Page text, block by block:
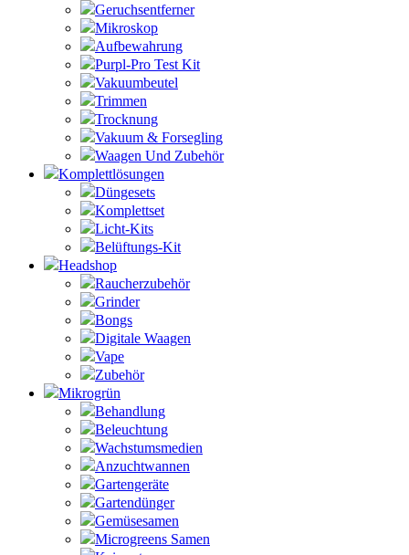
Geruchsentferner
Mikroskop
Aufbewahrung
Purpl-Pro Test Kit
Vakuumbeutel
Trimmen
Trocknung
Vakuum & Forsegling
Waagen Und Zubehör
Komplettlösungen
Düngesets
Komplettset
Licht-Kits
Belüftungs-Kit
Headshop
Raucherzubehör
Grinder
Bongs
Digitale Waagen
Vape
Zubehör
Mikrogrün
Behandlung
Beleuchtung
Wachstumsmedien
Anzuchtwannen
Gartengeräte
Gartendünger
Gemüsesamen
Microgreens Samen